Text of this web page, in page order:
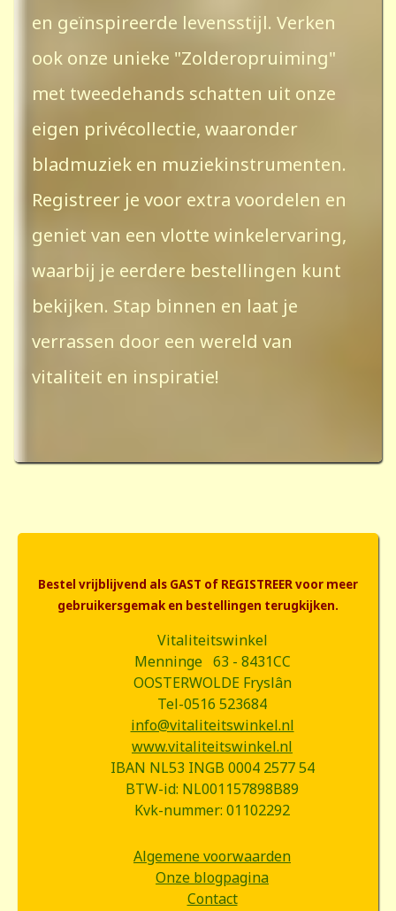
en geïnspireerde levensstijl. Verken
ook onze unieke "Zolderopruiming"
met tweedehands schatten uit onze
eigen privécollectie, waaronder
bladmuziek en muziekinstrumenten.
Registreer je voor extra voordelen en
geniet van een vlotte winkelervaring,
waarbij je eerdere bestellingen kunt
bekijken. Stap binnen en laat je
verrassen door een wereld van
vitaliteit en inspiratie!
Bestel vrijblijvend als GAST of REGISTREER voor meer
gebruikersgemak en bestellingen terugkijken.
Vitaliteitswinkel
Menninge 63 - 8431CC
OOSTERWOLDE Fryslân
Tel-0516 523684
info@vitaliteitswinkel.nl
www.vitaliteitswinkel.nl
IBAN NL53 INGB 0004 2577 54
BTW-id: NL001157898B89
Kvk-nummer: 01102292
Algemene voorwaarden
Onze blogpagina
Contact